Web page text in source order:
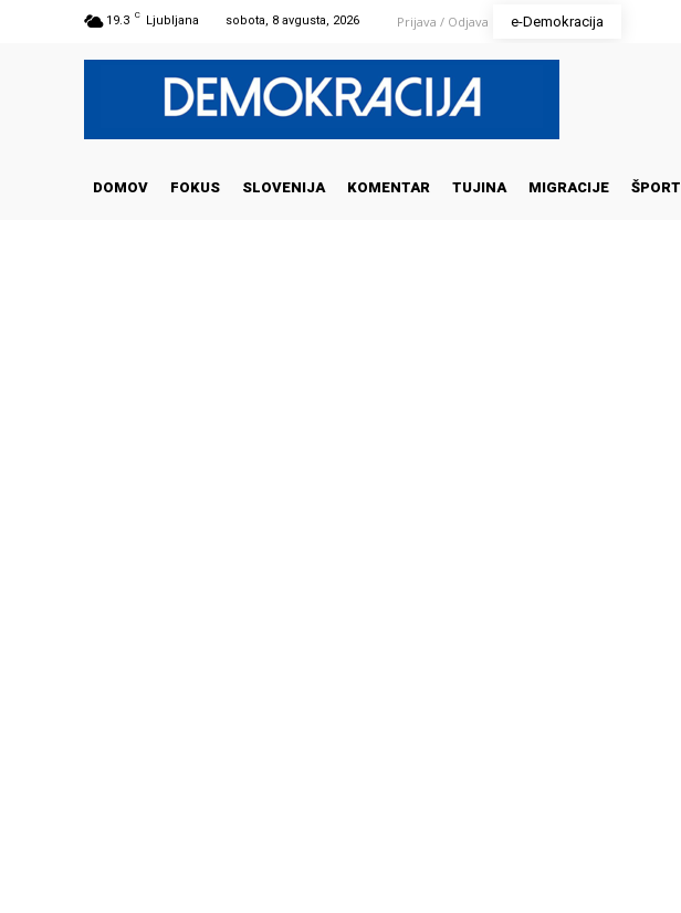
19.3 C Ljubljana sobota, 8 avgusta, 2026 Prijava / Odjava e-Demokracija
DOMOV FOKUS SLOVENIJA KOMENTAR TUJINA MIGRACIJE ŠPORT